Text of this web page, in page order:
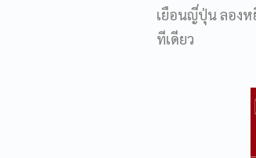
เยือนญี่ปุ่น ลองห
ทีเดียว